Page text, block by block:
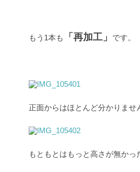
もう1本も 「再加工」 です。
正面からはほとんど分かりませ
もともとはもっと高さが無かっ